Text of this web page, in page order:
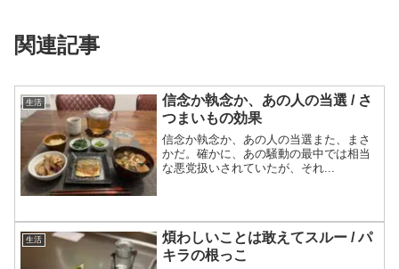
関連記事
生活
信念か執念か、あの人の当選 / さ
つまいもの効果
信念か執念か、あの人の当選また、まさ
かだ。確かに、あの騒動の最中では相当
な悪党扱いされていたが、それ...
生活
煩わしいことは敢えてスルー / パ
キラの根っこ